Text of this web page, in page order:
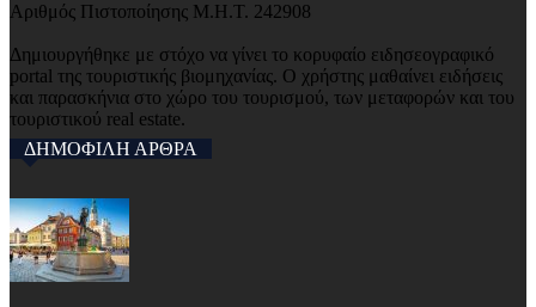
Αριθμός Πιστοποίησης Μ.Η.Τ. 242908
Δημιουργήθηκε με στόχο να γίνει το κορυφαίο ειδησεογραφικό
portal της τουριστικής βιομηχανίας. Ο χρήστης μαθαίνει ειδήσεις
και παρασκήνια στο χώρο του τουρισμού, των μεταφορών και του
τουριστικού real estate.
ΔΗΜΟΦΙΛΗ ΑΡΘΡΑ